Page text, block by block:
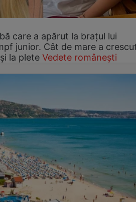
care a apărut la brațul lui
junior. Cât de mare a
la plete Vedete românești